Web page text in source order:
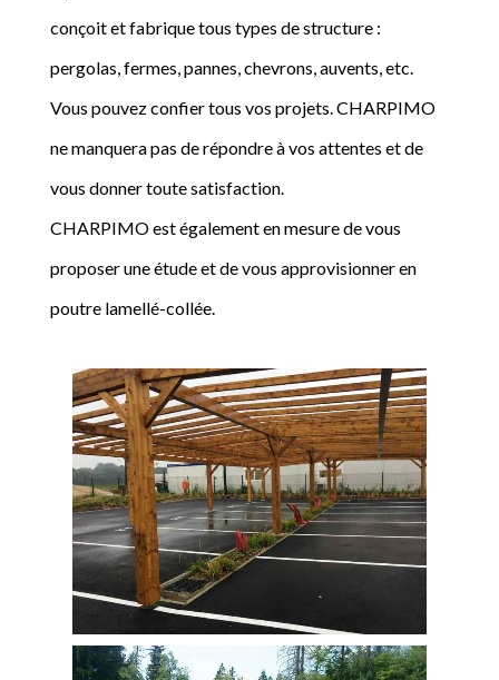
conçoit et fabrique tous types de structure :
pergolas, fermes, pannes, chevrons, auvents, etc.
Vous pouvez confier tous vos projets. CHARPIMO
ne manquera pas de répondre à vos attentes et de
vous donner toute satisfaction.
CHARPIMO est également en mesure de vous
proposer une étude et de vous approvisionner en
poutre lamellé-collée.